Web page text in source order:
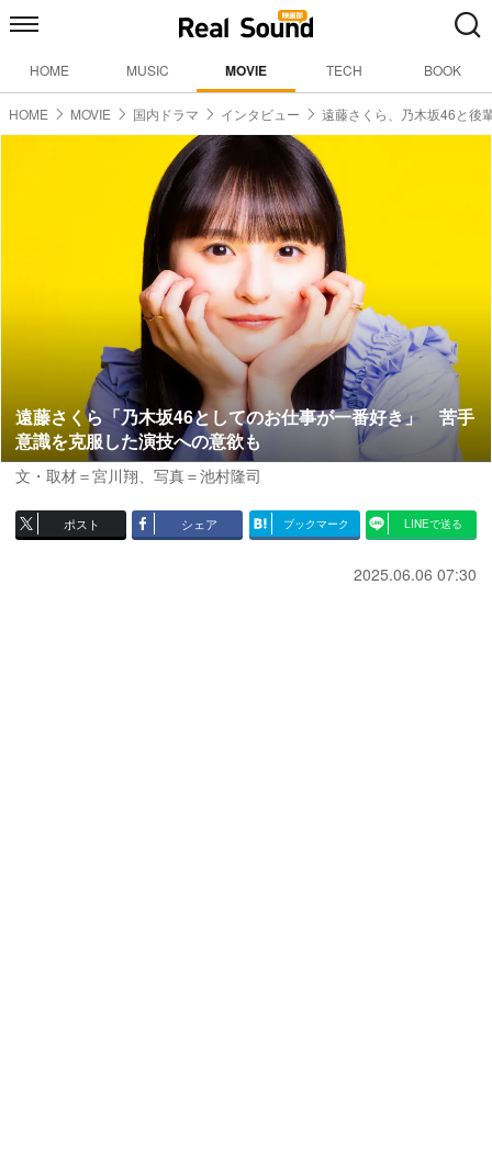
HOME MUSIC MOVIE TECH BOOK
HOME MOVIE 国内ドラマ インタビュー 遠藤さくら、乃木坂46と後
遠藤さくら「乃木坂46としてのお仕事が一番好き」 苦手
意識を克服した演技への意欲も
文・取材＝宮川翔、 写真＝池村隆司
ポスト シェア ブックマーク LINEで送る
2025.06.06 07:30